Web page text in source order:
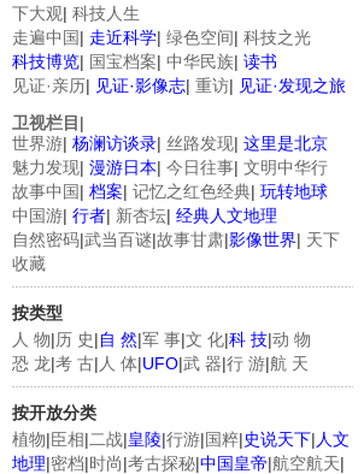
下大观| 科技人生
走遍中国| 走近科学| 绿色空间| 科技之光
科技博览| 国宝档案| 中华民族| 读书
见证·亲历| 见证·影像志| 重访| 见证·发现之旅
卫视栏目 |
世界游| 杨澜访谈录| 丝路发现| 这里是北京
魅力发现| 漫游日本| 今日往事| 文明中华行
故事中国| 档案| 记忆之红色经典| 玩转地球
中国游| 行者| 新杏坛| 经典人文地理
自然密码|武当百谜|故事甘肃|影像世界| 天下
收藏
按类型
人 物|历 史|自 然|军 事|文 化|科 技|动 物
恐 龙|考 古| 人 体|UFO|武 器|行 游|航 天
按开放分类
植物|臣相|二战|皇陵|行游|国粹|史说天下| 人文
地理|密档|时尚|考古探秘|中国皇帝|航空航天|